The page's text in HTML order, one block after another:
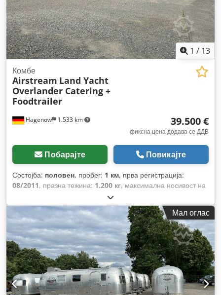
1 / 13
Hagenow 1.533 km
Комбе
Airstream Land Yacht
Overlander Catering +
Foodtrailer
39.500 €
фиксна цена додава се ДДВ
Побарајте Повикајте
Состојба: половен, пробег: 1 км, прва регистрација:
08/2011, празна тежина: 1.200 кг, максимална носивост на
, вкупна тежина:
на пренос:механички, суспензија:друго, вкупна должина:
8.350 мм
Мал оглас